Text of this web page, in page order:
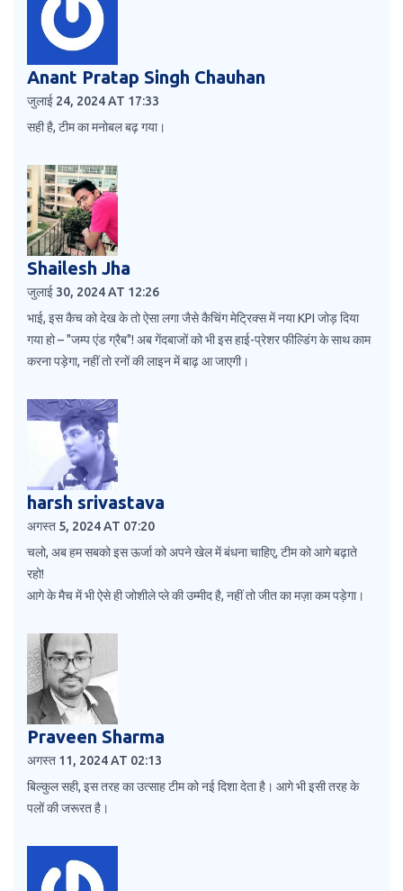
Anant Pratap Singh Chauhan
जुलाई 24, 2024 AT 17:33
सही है, टीम का मनोबल बढ़ गया।
Shailesh Jha
जुलाई 30, 2024 AT 12:26
भाई, इस कैच को देख के तो ऐसा लगा जैसे कैचिंग मेट्रिक्स में नया KPI जोड़ दिया
गया हो – "जम्प एंड ग्रैब"! अब गेंदबाजों को भी इस हाई-प्रेशर फील्डिंग के साथ काम
करना पड़ेगा, नहीं तो रनों की लाइन में बाढ़ आ जाएगी।
harsh srivastava
अगस्त 5, 2024 AT 07:20
चलो, अब हम सबको इस ऊर्जा को अपने खेल में बंधना चाहिए, टीम को आगे बढ़ाते
रहो!
आगे के मैच में भी ऐसे ही जोशीले प्ले की उम्मीद है, नहीं तो जीत का मज़ा कम पड़ेगा।
Praveen Sharma
अगस्त 11, 2024 AT 02:13
बिल्कुल सही, इस तरह का उत्साह टीम को नई दिशा देता है। आगे भी इसी तरह के
पलों की जरूरत है।